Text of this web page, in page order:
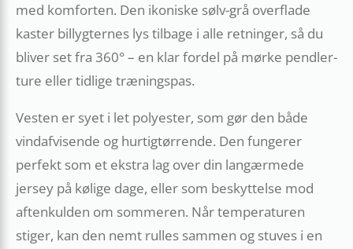
med komforten. Den ikoniske sølv-grå overflade
kaster billygternes lys tilbage i alle retninger, så du
bliver set fra 360° – en klar fordel på mørke pendler-
ture eller tidlige træningspas.
Vesten er syet i let polyester, som gør den både
vindafvisende og hurtigtørrende. Den fungerer
perfekt som et ekstra lag over din langærmede
jersey på kølige dage, eller som beskyttelse mod
aftenkulden om sommeren. Når temperaturen
stiger, kan den nemt rulles sammen og stuves i en